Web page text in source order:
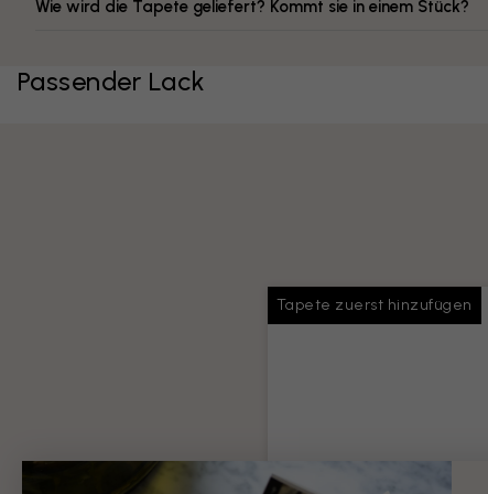
Wie wird die Tapete geliefert? Kommt sie in einem Stück?
Passender Lack
Tapete zuerst hinzufügen